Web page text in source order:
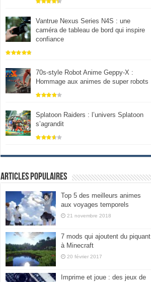
Vantrue Nexus Series N4S : une
caméra de tableau de bord qui inspire
confiance
70s-style Robot Anime Geppy-X :
Hommage aux animes de super robots
Splatoon Raiders : l’univers Splatoon
s’agrandit
Articles populaires
Top 5 des meilleurs animes
aux voyages temporels
21 novembre 2018
7 mods qui ajoutent du piquant
à Minecraft
20 février 2017
Imprime et joue : des jeux de